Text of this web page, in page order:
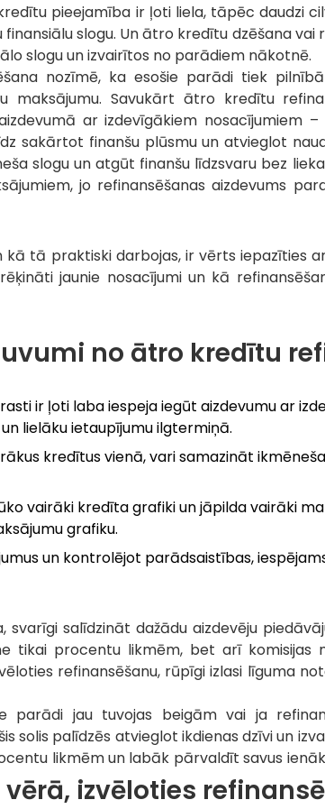
pieejamība ir ļoti liela, tāpēc daudzi
slogu. Un ātro kredītu dzēšana
slogu un izvairītos no parādiem nākotnē.
nozīmē, ka esošie parādi tiek
maksājumu. Savukārt ātro kredītu
ar izdevīgākiem nosacījumiem
sakārtot finanšu plūsmu un atvieglot
slogu un atgūt finanšu līdzsvaru bez
jo refinansēšanas aizdevums
kā tā praktiski darbojas, ir vērts iepazīties
jaunie nosacījumi un kā
no ātro kredītu
ir ļoti laba iespeja iegūt aizdevumu ar
lielāku ietaupījumu ilgtermiņā.
kredītus vienā, vari samazināt
vairāki kredīta grafiki un jāpilda vairāki
grafiku.
un kontrolējot parādsaistības,
izvēloties
salīdzināt dažādu aizdevēju
tikai procentu likmēm, bet arī komisijas
refinansēšanu, rūpīgi izlasi līguma
parādi jau tuvojas beigām vai ja
solis palīdzēs atvieglot ikdienas dzīvi un
likmēm un labāk pārvaldīt savus